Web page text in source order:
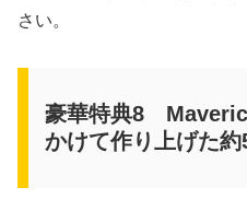
さい。
豪華特典8
かけて作り上げた約